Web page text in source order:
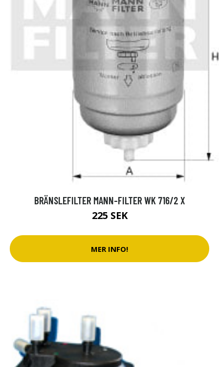
BRÄNSLEFILTER MANN-FILTER WK 716/2 X
225 SEK
MER INFO!